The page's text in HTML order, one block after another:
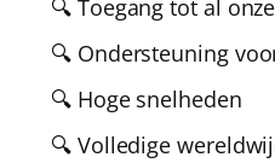
🔍 Toegang tot al
🔍 Ondersteuning
🔍 Hoge snelheden
🔍 Volledige